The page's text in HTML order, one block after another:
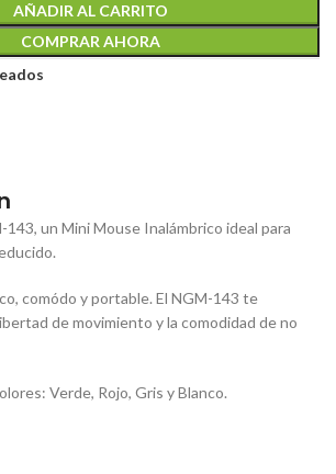
AÑADIR AL CARRITO
COMPRAR AHORA
un Mini Mouse Inalámbrico ideal para
comódo y portable. El NGM-143 te
de movimiento y la comodidad de no
Verde, Rojo, Gris y Blanco.